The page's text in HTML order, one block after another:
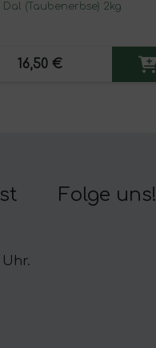
Dal (Taubenerbse) 2kg
16,50 €
Folge uns!